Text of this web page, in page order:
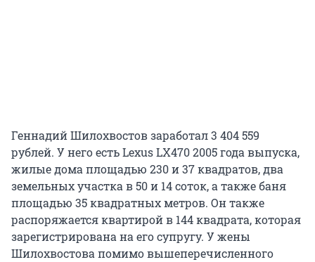
Геннадий Шилохвостов заработал 3 404 559
рублей. У него есть Lexus LX470 2005 года выпуска,
жилые дома площадью 230 и 37 квадратов, два
земельных участка в 50 и 14 соток, а также баня
площадью 35 квадратных метров. Он также
распоряжается квартирой в 144 квадрата, которая
зарегистрирована на его супругу. У жены
Шилохвостова помимо вышеперечисленного